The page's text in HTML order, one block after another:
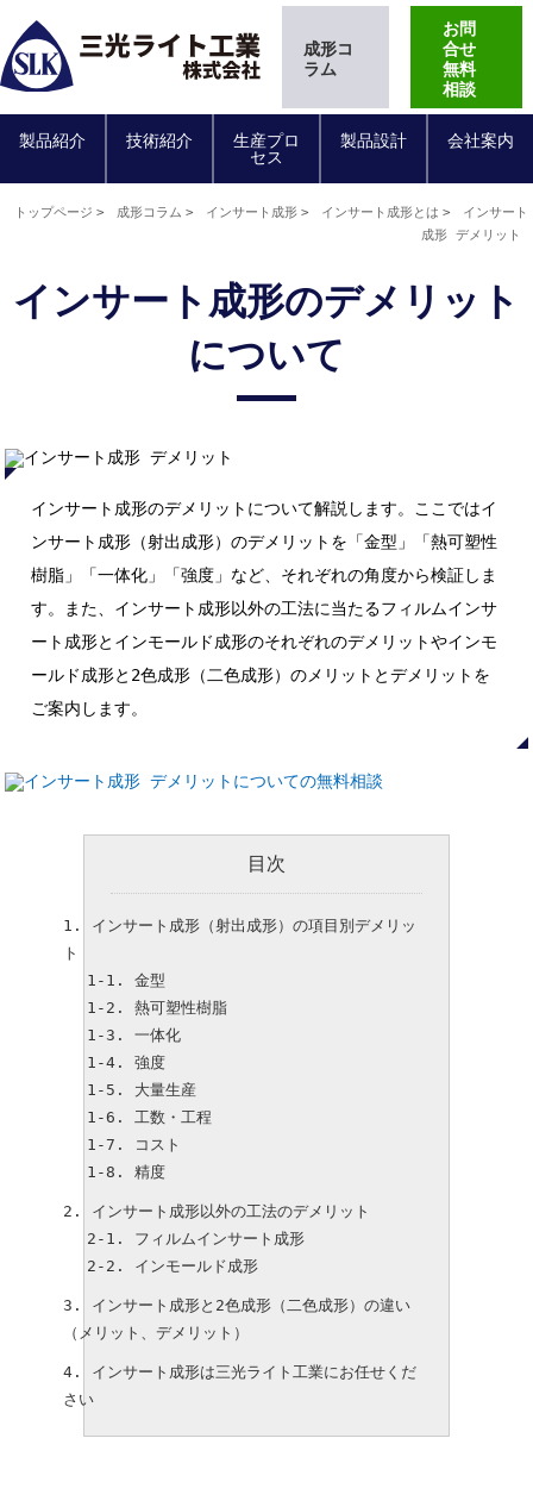
成形コ
ラム
お問
合せ
無料
相談
製品紹介 技術紹介
生産プロ
セス
製品設計 会社案内
トップページ 成形コラム インサート成形 インサート成形とは
インサート
成形 デメリット
インサート成形のデメリット
について
インサート成形のデメリットについて解説します。ここではイ
ンサート成形（射出成形）のデメリットを「金型」「熱可塑性
樹脂」「一体化」「強度」など、それぞれの角度から検証しま
す。また、インサート成形以外の工法に当たるフィルムインサ
ート成形とインモールド成形のそれぞれのデメリットやインモ
ールド成形と2色成形（二色成形）のメリットとデメリットを
ご案内します。
目次
インサート成形（射出成形）の項目別デメリッ
ト
金型
熱可塑性樹脂
一体化
強度
大量生産
工数・工程
コスト
精度
インサート成形以外の工法のデメリット
フィルムインサート成形
インモールド成形
インサート成形と2色成形（二色成形）の違い
（メリット、デメリット）
インサート成形は三光ライト工業にお任せくだ
さい